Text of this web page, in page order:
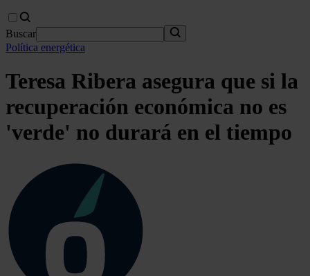
Buscar
Política energética
Teresa Ribera asegura que si la
recuperación económica no es
'verde' no durará en el tiempo